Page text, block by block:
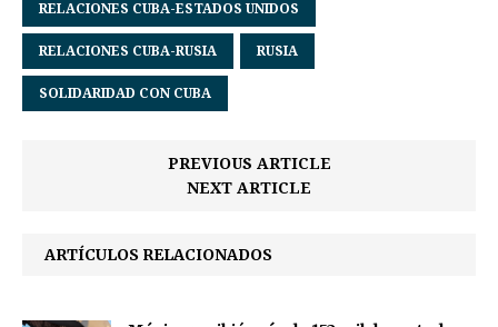
RELACIONES CUBA-ESTADOS UNIDOS
RELACIONES CUBA-RUSIA RUSIA
SOLIDARIDAD CON CUBA
PREVIOUS ARTICLE
NEXT ARTICLE
ARTÍCULOS RELACIONADOS